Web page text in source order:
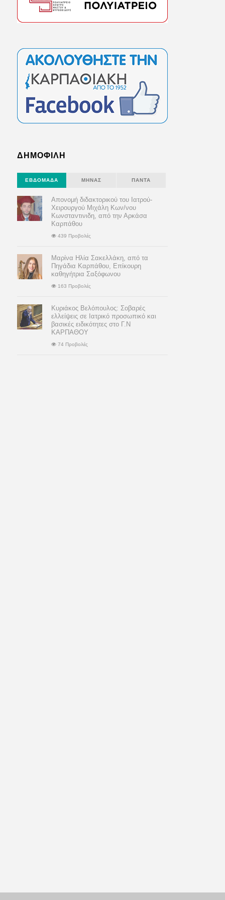
ΔΗΜΟΦΙΛΗ
ΕΒΔΟΜΆΔΑ ΜΉΝΑΣ ΠΆΝΤΑ
Απονομή διδακτορικού του Ιατρού-
Χειρουργού Μιχάλη Κων/νου
Κωνσταντινιδη, από την Αρκάσα
Καρπάθου
439 Προβολές
Μαρίνα Ηλία Σακελλάκη, από τα
Πηγάδια Καρπάθου, Επίκουρη
καθηγήτρια Σαξόφωνου
163 Προβολές
Κυριάκος Βελόπουλος: Σοβαρές
ελλείψεις σε Ιατρικό προσωπικό και
βασικές ειδικότητες στο Γ.Ν
ΚΑΡΠΑΘΟΥ
74 Προβολές